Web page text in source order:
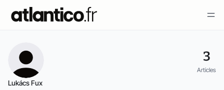
3
Articles
Lukács Fux